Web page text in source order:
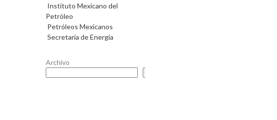
Instituto Mexicano del
Petróleo
Petróleos Mexicanos
Secretaría de Energía
Archivo